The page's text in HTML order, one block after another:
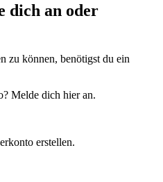
dich an oder
zu können, benötigst du ein
Melde dich hier an.
erstellen.